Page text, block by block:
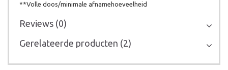
**Volle doos/minimale afnamehoeveelheid
Reviews (0)
Gerelateerde producten (2)